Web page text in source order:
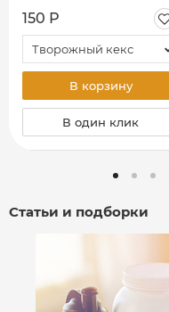
150 Р
Творожный кекс
В корзину
В один клик
Статьи и подборки